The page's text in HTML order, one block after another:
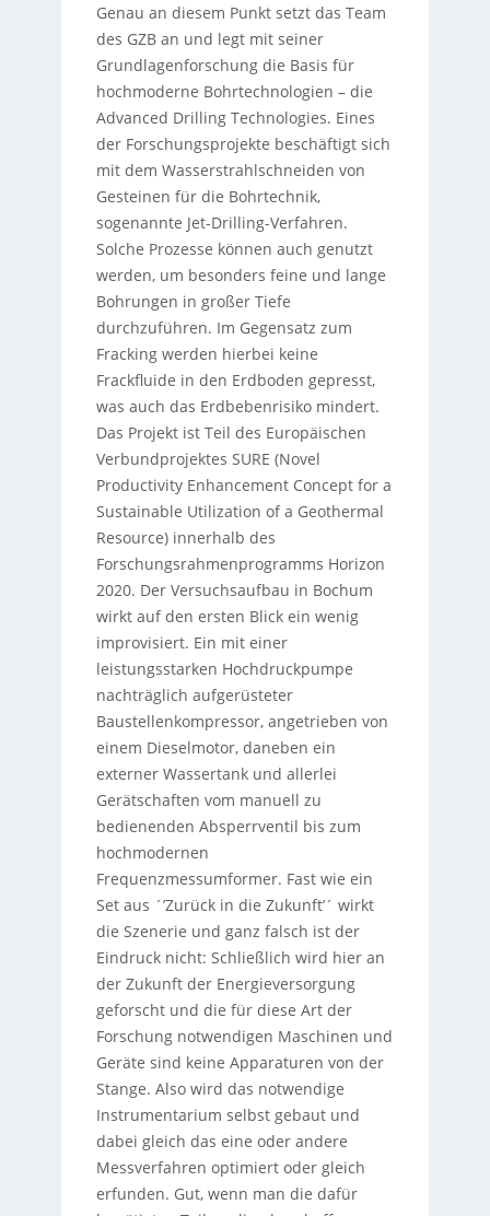
Genau an diesem Punkt setzt das Team
des GZB an und legt mit seiner
Grundlagenforschung die Basis für
hochmoderne Bohrtechnologien – die
Advanced Drilling Technologies. Eines
der Forschungsprojekte beschäftigt sich
mit dem Wasserstrahlschneiden von
Gesteinen für die Bohrtechnik,
sogenannte Jet-Drilling-Verfahren.
Solche Prozesse können auch genutzt
werden, um besonders feine und lange
Bohrungen in großer Tiefe
durchzuführen. Im Gegensatz zum
Fracking werden hierbei keine
Frackfluide in den Erdboden gepresst,
was auch das Erdbebenrisiko mindert.
Das Projekt ist Teil des Europäischen
Verbundprojektes SURE (Novel
Productivity Enhancement Concept for a
Sustainable Utilization of a Geothermal
Resource) innerhalb des
Forschungsrahmenprogramms Horizon
2020. Der Versuchsaufbau in Bochum
wirkt auf den ersten Blick ein wenig
improvisiert. Ein mit einer
leistungsstarken Hochdruckpumpe
nachträglich aufgerüsteter
Baustellenkompressor, angetrieben von
einem Dieselmotor, daneben ein
externer Wassertank und allerlei
Gerätschaften vom manuell zu
bedienenden Absperrventil bis zum
hochmodernen
Frequenzmessumformer. Fast wie ein
Set aus ´’Zurück in die Zukunft’´ wirkt
die Szenerie und ganz falsch ist der
Eindruck nicht: Schließlich wird hier an
der Zukunft der Energieversorgung
geforscht und die für diese Art der
Forschung notwendigen Maschinen und
Geräte sind keine Apparaturen von der
Stange. Also wird das notwendige
Instrumentarium selbst gebaut und
dabei gleich das eine oder andere
Messverfahren optimiert oder gleich
erfunden. Gut, wenn man die dafür